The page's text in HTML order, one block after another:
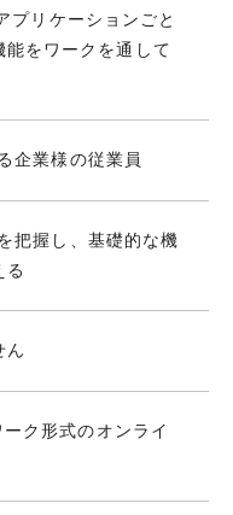
リケーションごと
能をワークを通して
企業様の従業員
把握し、基礎的な機
る
ん
ク形式のオンライ